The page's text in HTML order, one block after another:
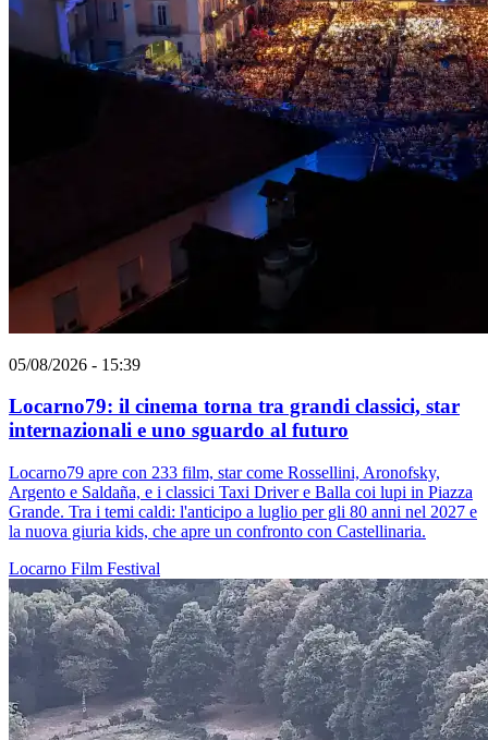
05/08/2026 - 15:39
Locarno79: il cinema torna tra grandi classici, star
internazionali e uno sguardo al futuro
Locarno79 apre con 233 film, star come Rossellini, Aronofsky,
Argento e Saldaña, e i classici Taxi Driver e Balla coi lupi in Piazza
Grande. Tra i temi caldi: l'anticipo a luglio per gli 80 anni nel 2027 e
la nuova giuria kids, che apre un confronto con Castellinaria.
Locarno Film Festival